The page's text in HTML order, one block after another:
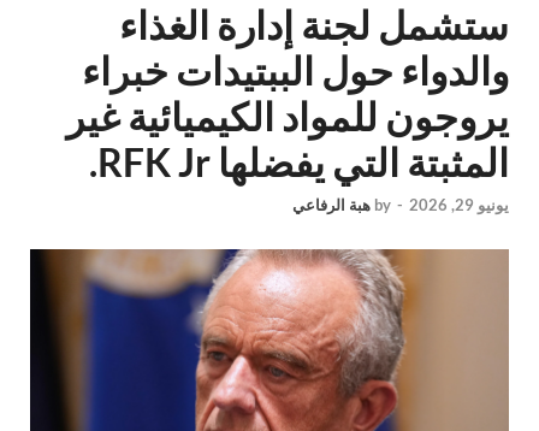
ستشمل لجنة إدارة الغذاء
والدواء حول الببتيدات خبراء
يروجون للمواد الكيميائية غير
المثبتة التي يفضلها RFK Jr.
يونيو 29, 2026 -
by هبة الرفاعي